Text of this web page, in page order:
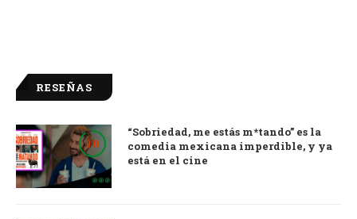
RESEÑAS
9.0
“Sobriedad, me estás m*tando” es la
comedia mexicana imperdible, y ya
está en el cine